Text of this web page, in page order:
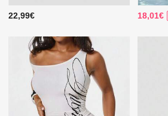
22,99€ 18,01€